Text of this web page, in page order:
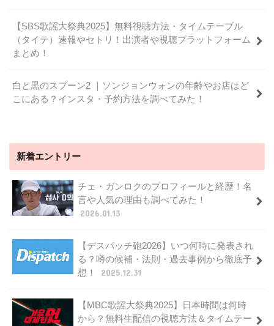
【SBS歌謡大祭典2025】無料視聴方法・タイムテーブル
（タイテ）速報やセトリ！出演者や視聴プラットフォーム
まとめ！
白と黒のスプーン2 ｜ソンジョンウォンの年齢やお店はど
こにある？インスタ・予約方法を調べてみた！
新着エントリー
チェ・ガンロクのプロフィールと経歴！名
言や人気の理由も調べてみた！
2026.01.13
【デスパッチ砲2026】いつ何時に発表され
る？噂の候補・法則・過去事例から徹底予
想！
2025.12.31
【MBC歌謡大祭典2025】日本時間は何時
から？無料生配信の視聴方法＆タイムテー